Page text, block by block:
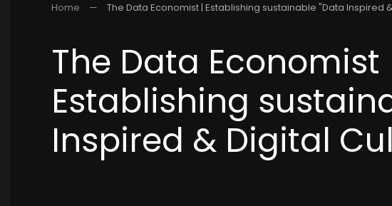
Home The Data Economist | Establishing sustainable "Data Inspired
The Data Economist
Establishing
Inspired & Digital